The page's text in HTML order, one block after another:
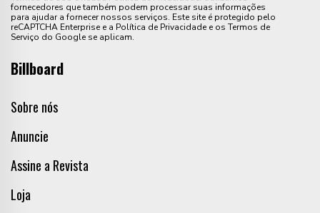
fornecedores que também podem processar suas informações
para ajudar a fornecer nossos serviços. Este site é protegido pelo
reCAPTCHA Enterprise e a Política de Privacidade e os Termos de
Serviço do Google se aplicam.
Billboard
Sobre nós
Anuncie
Assine a Revista
Loja